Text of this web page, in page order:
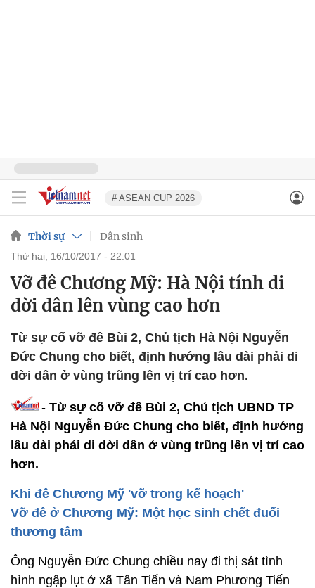
# ASEAN CUP 2026
Thời sự Dân sinh
thứ hai, 16/10/2017 - 22:01
Vỡ đê Chương Mỹ: Hà Nội tính di
dời dân lên vùng cao hơn
Từ sự cố vỡ đê Bùi 2, Chủ tịch Hà Nội Nguyễn
Đức Chung cho biết, định hướng lâu dài phải di
dời dân ở vùng trũng lên vị trí cao hơn.
- Từ sự cố vỡ đê Bùi 2, Chủ tịch UBND TP
Hà Nội Nguyễn Đức Chung cho biết, định hướng
lâu dài phải di dời dân ở vùng trũng lên vị trí cao
hơn.
Khi đê Chương Mỹ 'vỡ trong kế hoạch'
Vỡ đê ở Chương Mỹ: Một học sinh chết đuối
thương tâm
Ông Nguyễn Đức Chung chiều nay đi thị sát tình
hình ngập lụt ở xã Tân Tiến và Nam Phương Tiến